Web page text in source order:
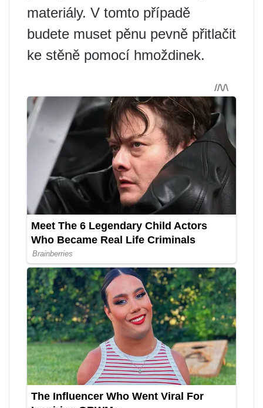
materiály. V tomto případě
budete muset pěnu pevně přitlačit
ke stěně pomocí hmoždinek.